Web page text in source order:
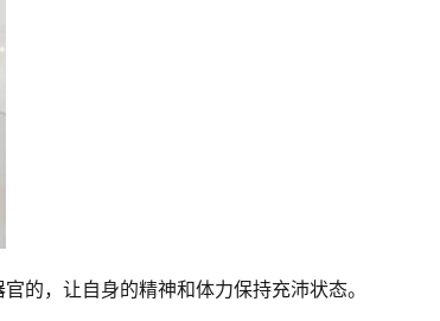
的，让自身的精神和体力保持充沛状态。